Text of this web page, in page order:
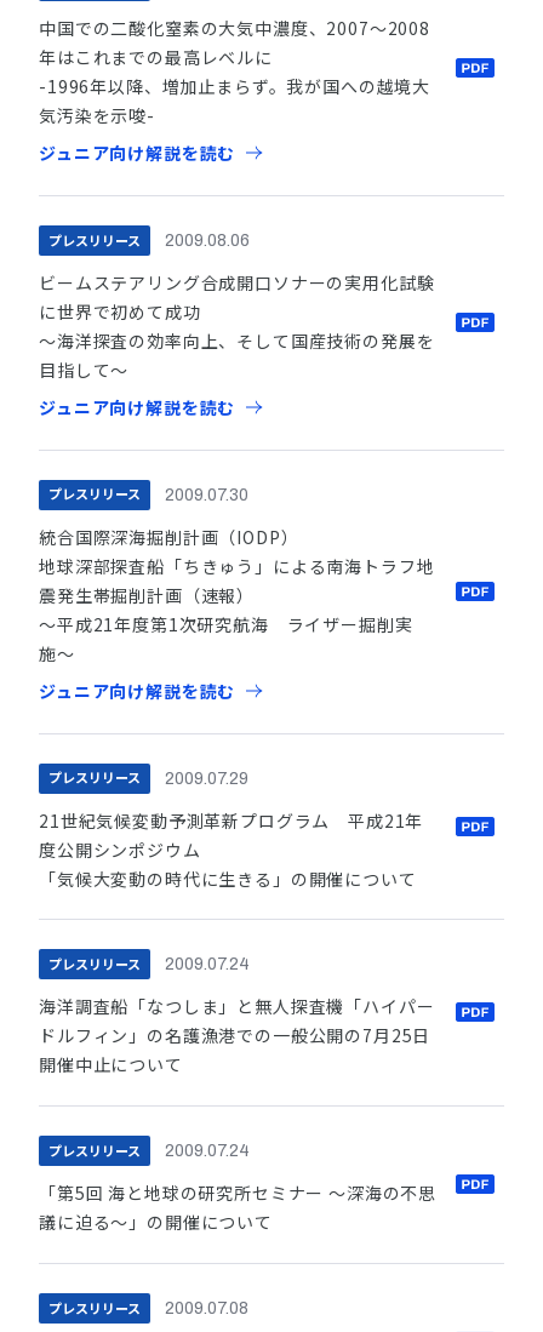
中国での二酸化窒素の大気中濃度、2007〜2008
年はこれまでの最高レベルに
-1996年以降、増加止まらず。我が国への越境大
気汚染を示唆-
ジュニア向け解説を読む
プレスリリース 2009.08.06
ビームステアリング合成開口ソナーの実用化試験
に世界で初めて成功
〜海洋探査の効率向上、そして国産技術の発展を
目指して〜
ジュニア向け解説を読む
プレスリリース 2009.07.30
統合国際深海掘削計画（IODP）
地球深部探査船「ちきゅう」による南海トラフ地
震発生帯掘削計画（速報）
〜平成21年度第1次研究航海 ライザー掘削実
施〜
ジュニア向け解説を読む
プレスリリース 2009.07.29
21世紀気候変動予測革新プログラム 平成21年
度公開シンポジウム
「気候大変動の時代に生きる」の開催について
プレスリリース 2009.07.24
海洋調査船「なつしま」と無人探査機「ハイパー
ドルフィン」の名護漁港での一般公開の7月25日
開催中止について
プレスリリース 2009.07.24
「第5回 海と地球の研究所セミナー 〜深海の不思
議に迫る〜」の開催について
プレスリリース 2009.07.08